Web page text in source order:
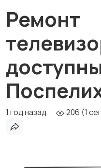
Ремонт
1 год назад 206 (1